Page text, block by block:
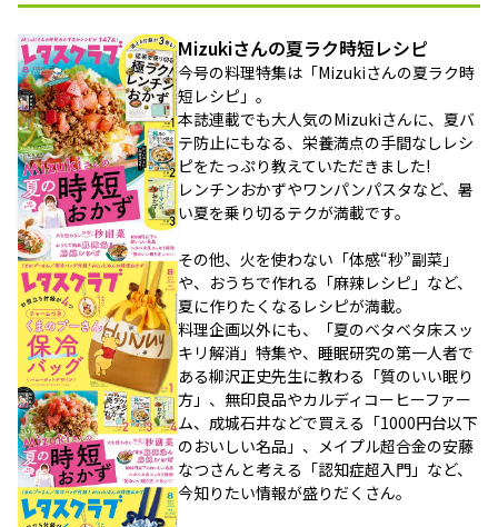
Mizukiさんの夏ラク時短レシピ
今号の料理特集は「Mizukiさんの夏ラク時
短レシピ」。
本誌連載でも大人気のMizukiさんに、夏バ
テ防止にもなる、栄養満点の手間なしレシ
ピをたっぷり教えていただきました!
レンチンおかずやワンパンパスタなど、暑
い夏を乗り切るテクが満載です。
その他、火を使わない「体感“秒”副菜」
や、おうちで作れる「麻辣レシピ」など、
夏に作りたくなるレシピが満載。
料理企画以外にも、「夏のベタベタ床スッ
キリ解消」特集や、睡眠研究の第一人者で
ある柳沢正史先生に教わる「質のいい眠り
方」、無印良品やカルディコーヒーファー
ム、成城石井などで買える「1000円台以下
のおいしい名品」、メイプル超合金の安藤
なつさんと考える「認知症超入門」など、
今知りたい情報が盛りだくさん。